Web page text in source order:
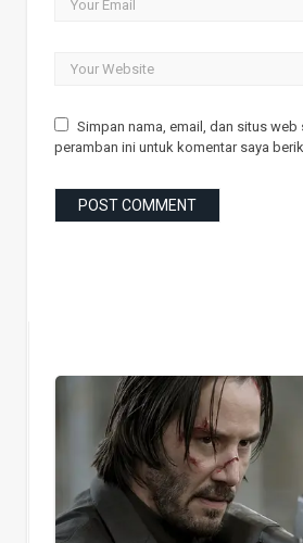
Simpan nama, email, dan situs web
peramban ini untuk komentar saya